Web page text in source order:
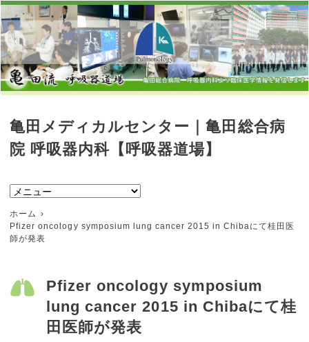
亀田メディカルセンター｜亀田総合病
院 呼吸器内科【呼吸器道場】
ホーム
Pfizer oncology symposium lung cancer 2015 in Chibaにて桂田医
師が発表
Pfizer oncology symposium
lung cancer 2015 in Chibaにて桂
田医師が発表